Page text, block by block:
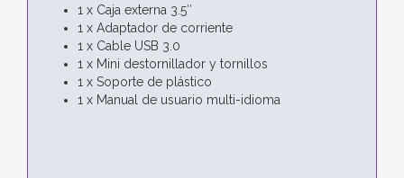
1 x Caja externa 3.5″
1 x Adaptador de corriente
1 x Cable USB 3.0
1 x Mini destornillador y tornillos
1 x Soporte de plástico
1 x Manual de usuario multi-idioma